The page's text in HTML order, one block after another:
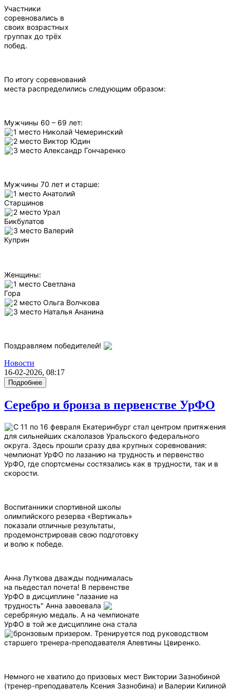
Участники
соревновались в
своих возрастных
группах до трёх
побед.
По итогу соревнований
места распределились следующим образом:
Мужчины 60 – 69 лет:
1 место Николай Чемеринский
2 место Виктор Юдин
3 место Александр Гончаренко
Мужчины 70 лет и старше:
1 место Анатолий
Старшинов
2 место Урал
Бикбулатов
3 место Валерий
Куприн
Женщины:
1 место Светлана
Гора
2 место Ольга Волчкова
3 место Наталья Ананина
Поздравляем победителей!
Новости
16-02-2026, 08:17
Подробнее
Серебро и бронза в первенстве УрФО
С 11 по 16 февраля Екатеринбург стал центром притяжения
для сильнейших скалолазов Уральского федерального
округа. Здесь прошли сразу два крупных соревнования:
чемпионат УрФО по лазанию на трудность и первенство
УрФО, где спортсмены состязались как в трудности, так и в
скорости.
Воспитанники спортивной школы
олимпийского резерва «Вертикаль»
показали отличные результаты,
продемонстрировав свою подготовку
и волю к победе.
Анна Луткова дважды поднималась
на пьедестал почета! В первенстве
УрФО в дисциплине "лазание на
трудность" Анна завоевала
серебряную медаль. А на чемпионате
УрФО в той же дисциплине она стала
бронзовым призером. Тренируется под руководством
старшего тренера-преподавателя Алевтины Цвиренко.
Немного не хватило до призовых мест Виктории Зазнобиной
(тренер-преподаватель Ксения Зазнобина) и Валерии Килиной